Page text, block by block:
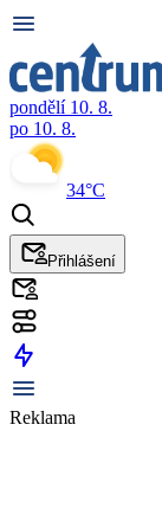
pondělí 10. 8.
po 10. 8.
34°C
Přihlášení
Reklama